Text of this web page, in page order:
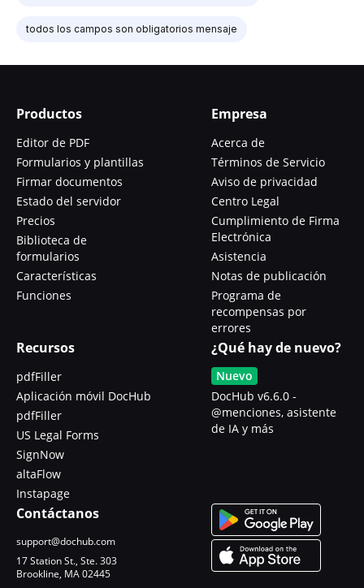
todos los campos son obligatorios mensaje
Productos
Editor de PDF
Formularios y plantillas
Firmar documentos
Estado del servidor
Precios
Biblioteca de
formularios
Características
Funciones
Empresa
Acerca de
Términos de Servicio
Aviso de privacidad
Centro Legal
Cumplimiento de Firma
Electrónica
Asistencia
Notas de publicación
Programa de
recompensas por
errores
Recursos
pdfFiller
Aplicación móvil DocHub
pdfFiller
US Legal Forms
SignNow
altaFlow
Instapage
¿Qué hay de nuevo?
Nuevo
DocHub v6.6.0 -
@menciones, asistente
de IA y más
Contáctanos
support@dochub.com
17 Station St., Ste. 303
Brookline, MA 02445